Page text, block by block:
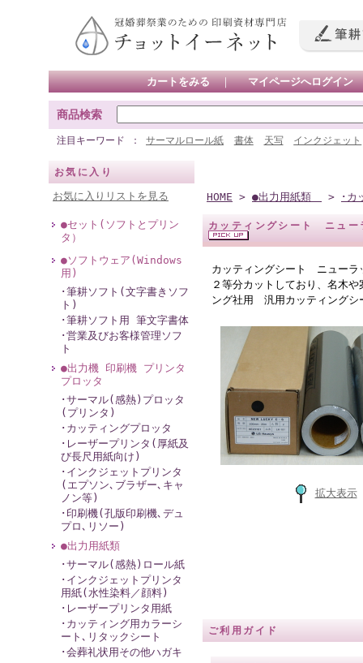
カートをみる ｜ マイページへログイン
商品検索
注目キーワード サーマルロール紙 書体 天写 インクジェット
お気に入り
お気に入りリストを見る
●セット(ソフトとプリン
タ）
●ソフトウェア(Windows
用)
･筆耕ソフト(文字書きソフ
ト)
･筆耕ソフト用 筆文字書体
･営業及びお客様管理ソフ
ト
●出力機 印刷機 プリンタ
プロッタ
･サーマル(感熱)プロッタ
(プリンタ)
･カッティングプロッタ
･レーザープリンタ(厚紙及
び長尺用紙向け)
･インクジェットプリンタ
(エプソン､ブラザー､キャ
ノン等)
･印刷機(孔版印刷機､デュ
プロ､リソー)
●出力用紙類
･サーマル(感熱)ロール紙
･インクジェットプリンタ
用紙(水性染料／顔料)
･レーザープリンタ用紙
･カッティング用カラーシ
ート､リタックシート
･会葬礼状用その他ハガキ
HOME > ●出力用紙類 > ･カ
カッティングシート ニュ
カッティングシート ニュー
２等分カットしており、名木
ング社用 汎用カッティング
拡大表示
ご利用ガイド